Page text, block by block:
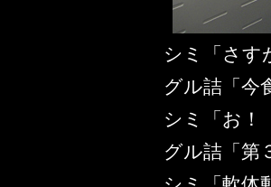
シミ「さす
グル詰「
シミ「お
グル詰「第